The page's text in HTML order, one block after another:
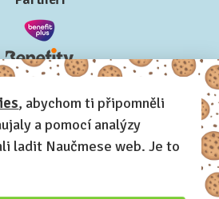
, abychom ti připomněli
a pomocí analýzy
ladit Naučmese web. Je to